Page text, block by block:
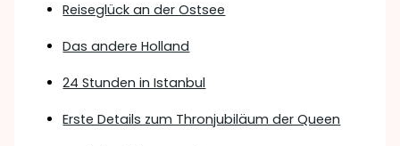
Reiseglück an der Ostsee
Das andere Holland
24 Stunden in Istanbul
Erste Details zum Thronjubiläum der Queen